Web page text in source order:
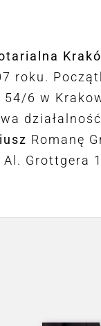
roku.
54/6 w
Romanę
Grottgera